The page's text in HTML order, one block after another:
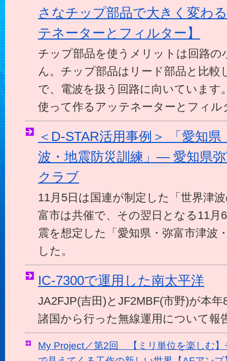
さなチップ部品で大きく変わ
テネーターとフィルター】
チップ部品を使うメリットは回路
ん。チップ部品はリード部品と比較
で、電波を扱う回路に向いています
使って作るアッテネーターとフィル
＜D-STAR活用事例＞ 「愛知県
波・地震防災訓練」― 愛知県
クラブ
11月5日は国連が制定した「世界津
富市は共催で、その翌日となる11月
震を想定した「愛知県・弥富市津波
した。
IC-7300で運用した南太平洋
JA2FJP(吉田)とJF2MBF(市野)が本
諸国から行った無線運用について報
My Project／第2回 【ミリ単位を楽しむ】